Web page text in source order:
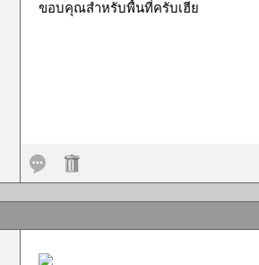
ขอบคุณสำหรับพื้นที่ครับเฮีย